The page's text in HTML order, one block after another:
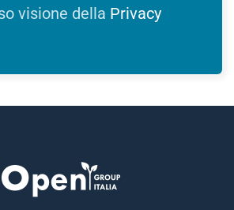
visione della Privacy